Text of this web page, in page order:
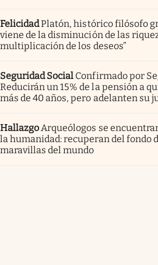
FelicidadPlatón, histórico filósofo
viene de la disminución de las
multiplicación de los deseos”
Seguridad Social Confirmado por
Reducirán un 15% de la pensión a
más de 40 años, pero adelanten su
Hallazgo Arqueólogos se
la humanidad: recuperan del fondo
maravillas del mundo